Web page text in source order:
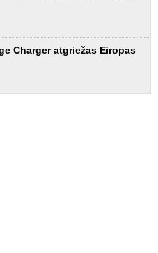
Charger atgriežas Eiropas